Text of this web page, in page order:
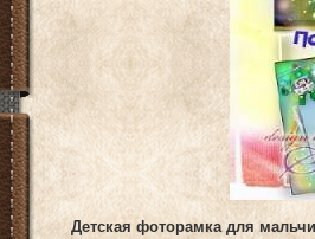
Детская фоторамка для